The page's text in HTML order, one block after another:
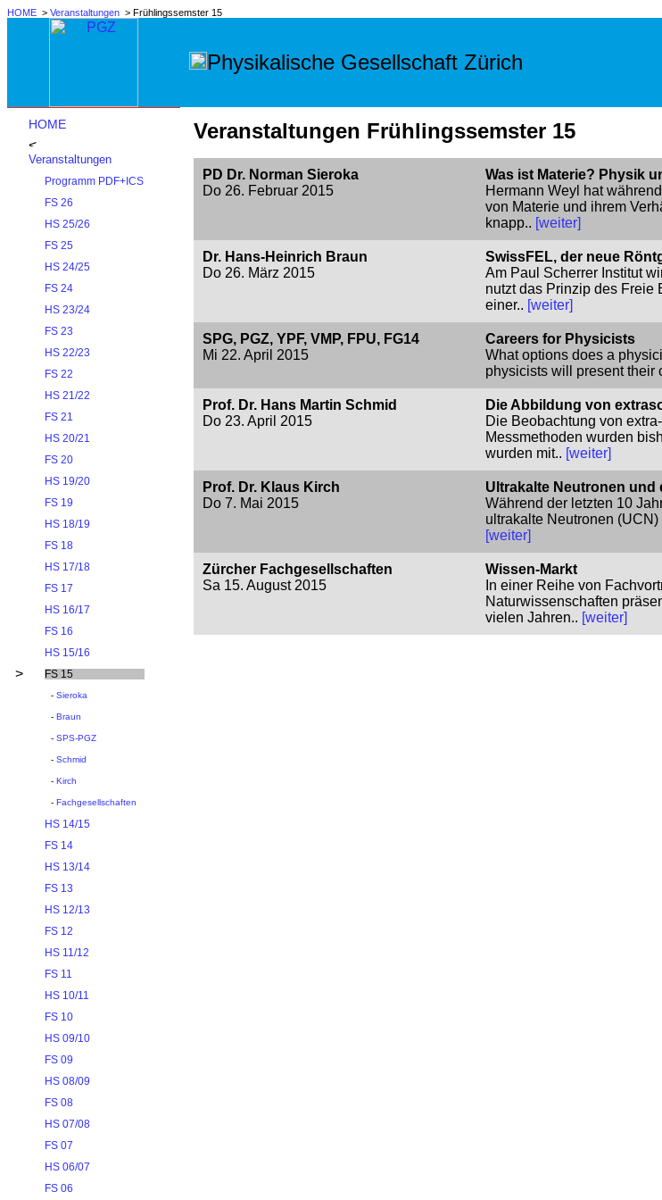
HOME > Veranstaltungen > Frühlingssemster 15
Physikalische Gesellschaft Zürich
HOME
Veranstaltungen
Programm PDF+ICS
FS 26
HS 25/26
FS 25
HS 24/25
FS 24
HS 23/24
FS 23
HS 22/23
FS 22
HS 21/22
FS 21
HS 20/21
FS 20
HS 19/20
FS 19
HS 18/19
FS 18
HS 17/18
FS 17
HS 16/17
FS 16
HS 15/16
> FS 15
- Sieroka
- Braun
- SPS-PGZ
- Schmid
- Kirch
- Fachgesellschaften
HS 14/15
FS 14
HS 13/14
FS 13
HS 12/13
FS 12
HS 11/12
FS 11
HS 10/11
FS 10
HS 09/10
FS 09
HS 08/09
FS 08
HS 07/08
FS 07
HS 06/07
FS 06
Veranstaltungen Frühlingssemster 15
PD Dr. Norman Sieroka
Do 26. Februar 2015
Was ist Materie? Physik
Hermann Weyl hat
von Materie und ihrem
knapp.. [weiter]
Dr. Hans-Heinrich Braun
Do 26. März 2015
SwissFEL, der neue
Am Paul Scherrer Institut
nutzt das Prinzip des Freie
einer.. [weiter]
SPG, PGZ, YPF, VMP, FPU, FG14
Mi 22. April 2015
Careers for Physicists
What options does a
physicists will present their
Prof. Dr. Hans Martin Schmid
Do 23. April 2015
Die Abbildung von
Die Beobachtung von
Messmethoden wurden
wurden mit.. [weiter]
Prof. Dr. Klaus Kirch
Do 7. Mai 2015
Ultrakalte Neutronen
Während der letzten 10
ultrakalte Neutronen
[weiter]
Zürcher Fachgesellschaften
Sa 15. August 2015
Wissen-Markt
In einer Reihe von
Naturwissenschaften
vielen Jahren.. [weiter]